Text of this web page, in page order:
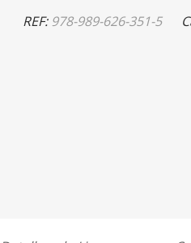
REF:978-989-626-351-5